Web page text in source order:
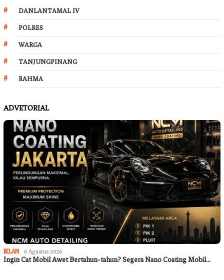
DANLANTAMAL IV
POLRES
WARGA
TANJUNGPINANG
RAHMA
ADVETORIAL
IKLAN 6 Agustus 2026
Ingin Cat Mobil Awet Bertahun-tahun? Segera Nano Coating Mobil…